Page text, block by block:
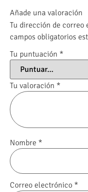
Añade una valoración
Tu dirección de correo
campos obligatorios
Tu puntuación *
Tu valoración *
Nombre *
Correo electrónico *